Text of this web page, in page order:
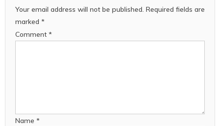
Your email address will not be published. Required fields are
marked *
Comment *
Name *